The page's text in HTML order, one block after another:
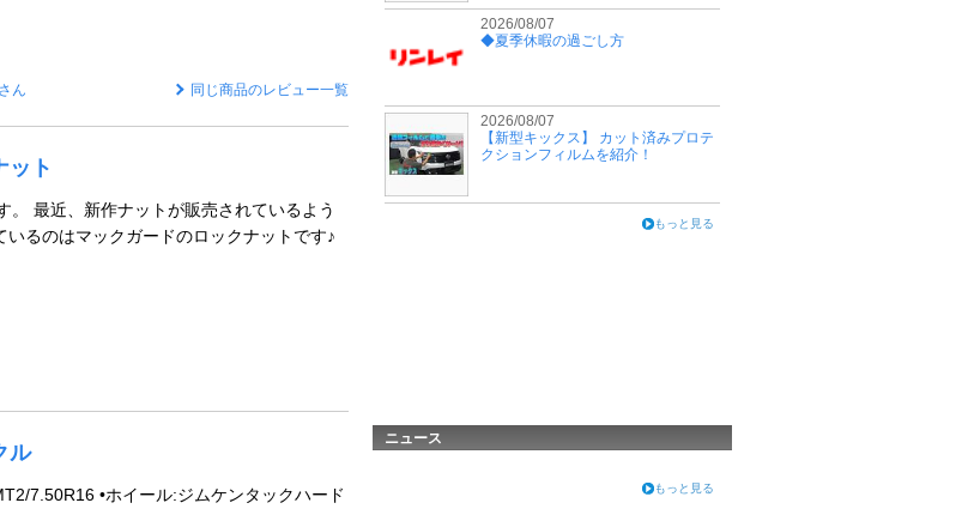
ん 同じ商品のレビュー一覧
ット
。 最近、新作ナットが販売されているよう
るのはマックガードのロックナットです♪
ル
7.50R16 •ホイール:ジムケンタックハード
2026/08/07
◆夏季休暇の過ごし方
2026/08/07
【新型キックス】 カット済みプロテ
クションフィルムを紹介！
もっと見る
ニュース
もっと見る